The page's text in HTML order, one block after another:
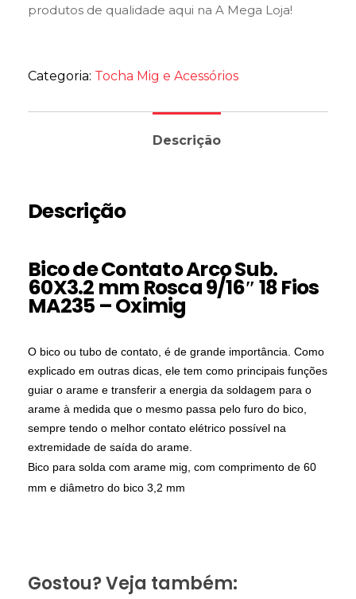
produtos de qualidade aqui na A Mega Loja!
Categoria: Tocha Mig e Acessórios
Descrição
Descrição
Bico de Contato Arco Sub.
60X3.2 mm Rosca 9/16″ 18 Fios
MA235 – Oximig
O bico ou tubo de contato, é de grande importância. Como
explicado em outras dicas, ele tem como principais funções
guiar o arame e transferir a energia da soldagem para o
arame à medida que o mesmo passa pelo furo do bico,
sempre tendo o melhor contato elétrico possível na
extremidade de saída do arame.
Bico para solda com arame mig, com comprimento de 60
mm e diâmetro do bico 3,2 mm
Gostou? Veja também: